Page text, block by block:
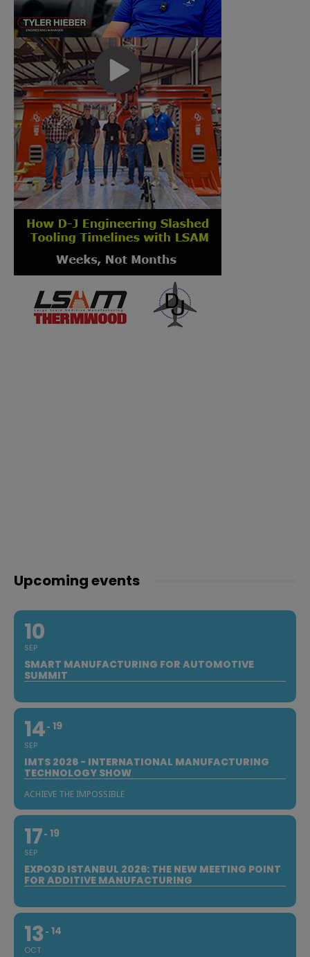
Upcoming events
10
SEP
SMART MANUFACTURING FOR AUTOMOTIVE
SUMMIT
14
SEP
19
IMTS 2026 - INTERNATIONAL MANUFACTURING
TECHNOLOGY SHOW
ACHIEVE THE IMPOSSIBLE
17
SEP
19
EXPO3D ISTANBUL 2026: THE NEW MEETING POINT
FOR ADDITIVE MANUFACTURING
13
OCT
14